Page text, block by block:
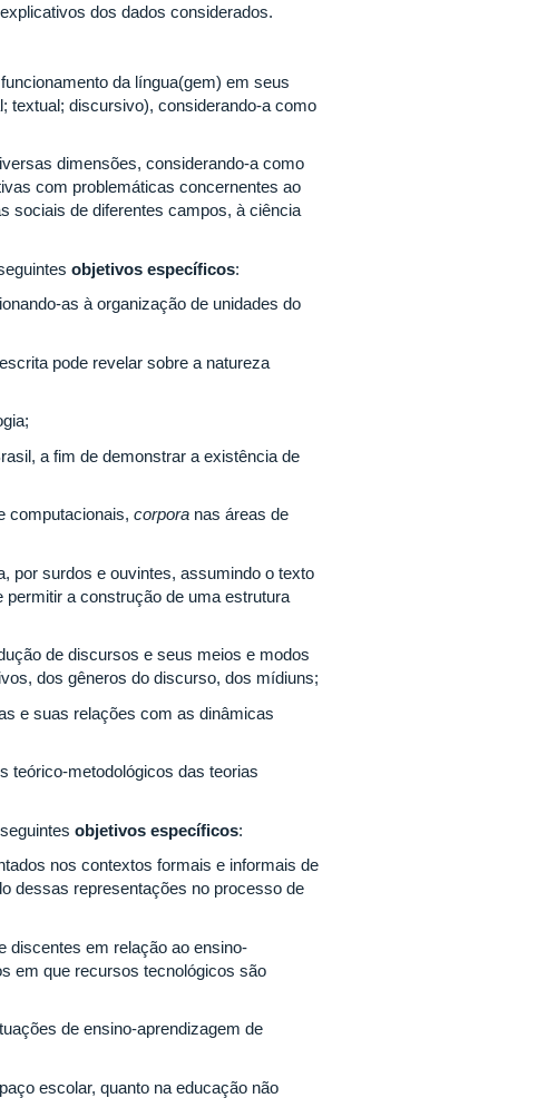
dos dados considerados.
da língua(gem) em seus
textual; discursivo), considerando-a como
dimensões, considerando-a como
com problemáticas concernentes ao
sociais de diferentes campos, à ciência
objetivos específicos:
as à organização de unidades do
pode revelar sobre a natureza
a fim de demonstrar a existência de
computacionais, corpora nas áreas de
por surdos e ouvintes, assumindo o texto
a construção de uma estrutura
de discursos e seus meios e modos
dos gêneros do discurso, dos mídiuns;
e suas relações com as dinâmicas
teórico-metodológicos das teorias
objetivos específicos:
nos contextos formais e informais de
dessas representações no processo de
discentes em relação ao ensino-
em que recursos tecnológicos são
de ensino-aprendizagem de
escolar, quanto na educação não